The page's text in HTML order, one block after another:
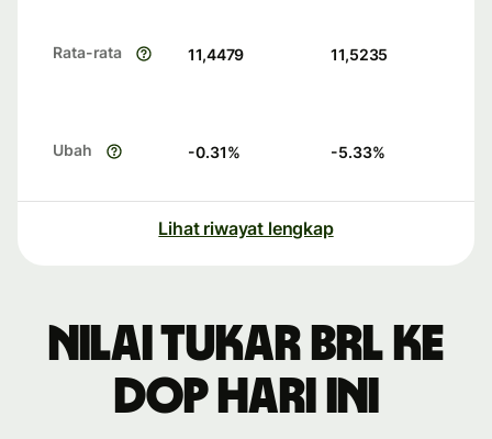
Rata-rata 11,4479 11,5235
Ubah -0.31% -5.33%
Lihat riwayat lengkap
Nilai tukar BRL ke
DOP hari ini